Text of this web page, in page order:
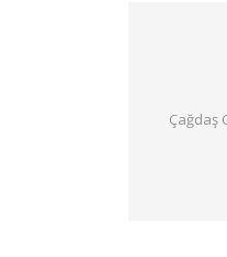
Çağdaş